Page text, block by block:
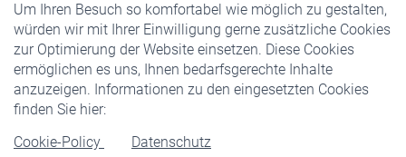
Um Ihren Besuch so komfortabel wie möglich zu gestalten,
würden wir mit Ihrer Einwilligung gerne zusätzliche Cookies
zur Optimierung der Website einsetzen. Diese Cookies
ermöglichen es uns, Ihnen bedarfsgerechte Inhalte
anzuzeigen. Informationen zu den eingesetzten Cookies
finden Sie hier:
Cookie-Policy
Datenschutz
Staatliche Förderung
Veranstaltungen
Rentner
Rentenbeginn
Rente beantragen